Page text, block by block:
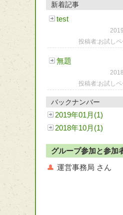
新着記事
test
投稿者:お試しペ
無題
投稿者:お試しペ
バックナンバー
2019年01月(1)
2018年10月(1)
グループ参加と参加
運営事務局 さん